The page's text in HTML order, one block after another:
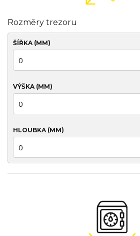
Rozměry trezoru
ŠÍŘKA (MM)
VÝŠKA (MM)
HLOUBKA (MM)